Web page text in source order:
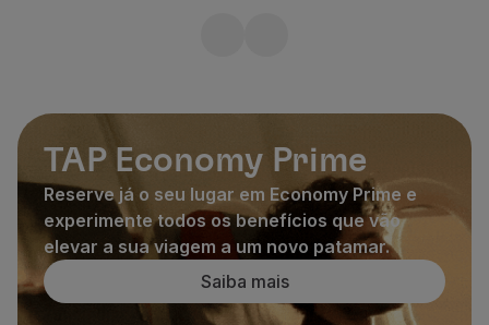
TAP Economy Prime
Reserve já o seu lugar em Economy Prime e
experimente todos os benefícios que vão
elevar a sua viagem a um novo patamar.
Saiba mais